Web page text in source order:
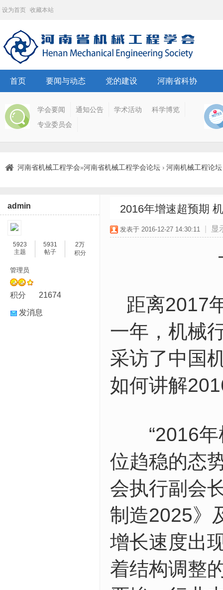
设为首页 收藏本站
首页 要闻与动态 党的建设 河南省科协
学会要闻 通知公告 学术活动
科学博览
专业委员会
河南省机械工程学会»河南省机械工程学会论坛 › 河南机械工程论坛
admin
5923
主题
5931
帖子
2万
积分
管理员
积分 21674
发消息
2016年增速超预期
发表于 2016-12-27 14:30:11 显
距离2017
一年，机械
采访了中国
如何讲解
“2016年
位趋稳的态
会执行副会
制造2025》
增长速度出
着结构调整